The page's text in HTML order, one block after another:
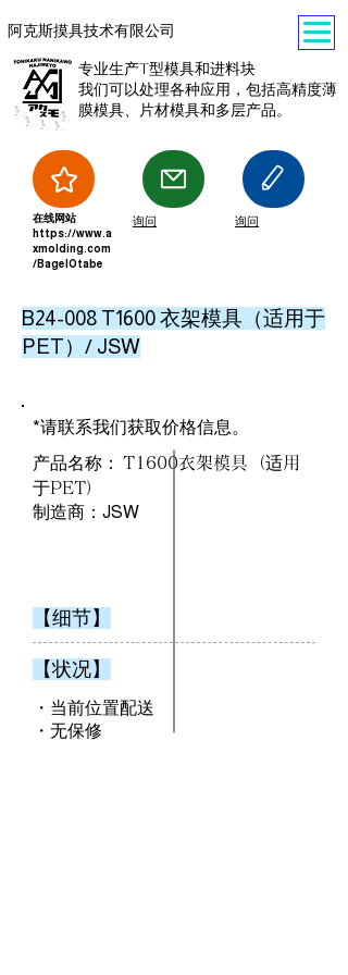
询问 询问
在线网站
https://www.a
xmolding.com
/BagelOtabe
阿克斯摸具技术有限公司
专业生产T型模具和进料块
我们可以处理各种应用，包括高精度薄
膜模具、片材模具和多层产品。
B24-008 T1600 衣架模具（适用于
PET）/ JSW
*请联系我们获取价格信息。
产品名称：
T1600衣架模具（适用
于PET）
制造商：JSW
【细节】
【状况】
・当前位置配送
・无保修